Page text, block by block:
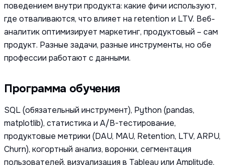
поведением внутри продукта: какие фичи используют,
где отваливаются, что влияет на retention и LTV. Веб-
аналитик оптимизирует маркетинг, продуктовый – сам
продукт. Разные задачи, разные инструменты, но обе
профессии работают с данными.
Программа обучения
SQL (обязательный инструмент), Python (pandas,
matplotlib), статистика и A/B-тестирование,
продуктовые метрики (DAU, MAU, Retention, LTV, ARPU,
Churn), когортный анализ, воронки, сегментация
пользователей, визуализация в Tableau или Amplitude.